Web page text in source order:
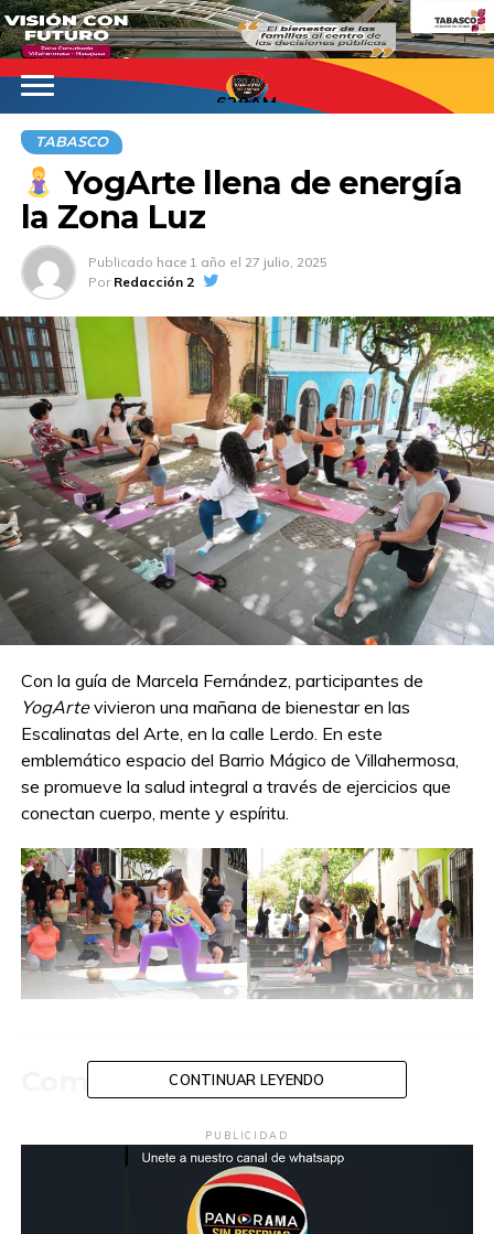
620AM
TABASCO
YogArte llena de energía
la Zona Luz
Publicado hace 1 año el 27 julio, 2025
Por Redacción 2
Con la guía de Marcela Fernández, participantes de
YogArtevivieron una mañana de bienestar en las
Escalinatas del Arte, en la calle Lerdo. En este
emblemático espacio del Barrio Mágico de Villahermosa,
se promueve la salud integral a través de ejercicios que
conectan cuerpo, mente y espíritu.
Compartir en:CONTINUAR LEYENDO
PUBLICIDAD